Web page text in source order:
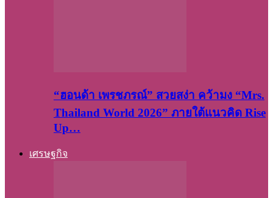
“ฮอนด้า เพรชภรณ์” สวยสง่า คว้ามง “Mrs.
Thailand World 2026” ภายใต้แนวคิด Rise
Up…
เศรษฐกิจ